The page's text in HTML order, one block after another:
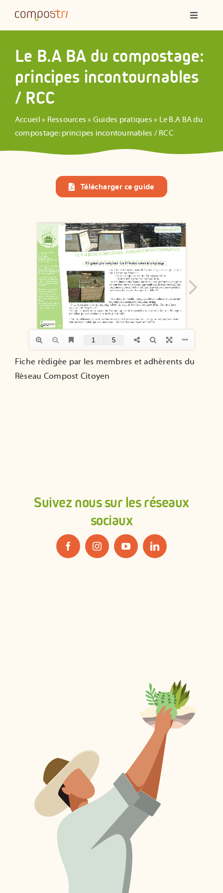
à
Compostage partagé
Formations
ADHÉRER
Le B.A BA du compostage:
principes incontournables
/ RCC
Accueil » Ressources » Guides pratiques » Le B.A BA du
compostage: principes incontournables / RCC
Télécharger ce guide
Fiche rédigée par les membres et adhérents du
Réseau Compost Citoyen
Suivez nous sur les réseaux
sociaux